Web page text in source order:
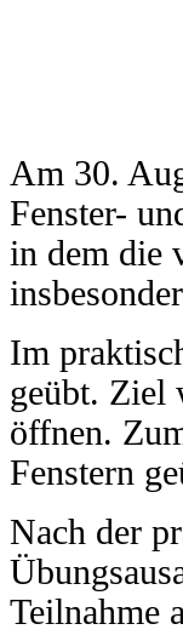
Am 30.
Fenster-
in dem die
Im
geübt. Ziel
öffnen.
Fenstern
Nach der
Teilnahme